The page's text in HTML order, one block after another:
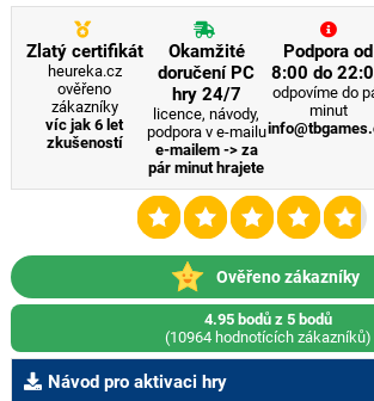
Zlatý certifikát
heureka.cz
ověřeno
zákazníky
víc jak 6 let
zkušeností
Okamžité
doručení PC
hry 24/7
licence, návody,
podpora v e-mailu
e-mailem -> za
pár minut hrajete
Podpora od
8:00 do
odpovíme do
minut
Ověřeno zákazníky
4.95 bodů z 5 bodů
(10964 hodnotících zákazníků)
Návod pro aktivaci hry